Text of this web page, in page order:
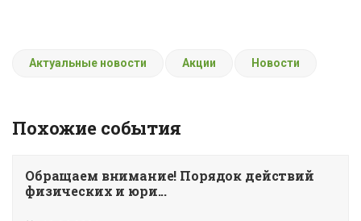
Актуальные новости Акции Новости
Похожие события
Обращаем внимание! Порядок действий
физических и юри...